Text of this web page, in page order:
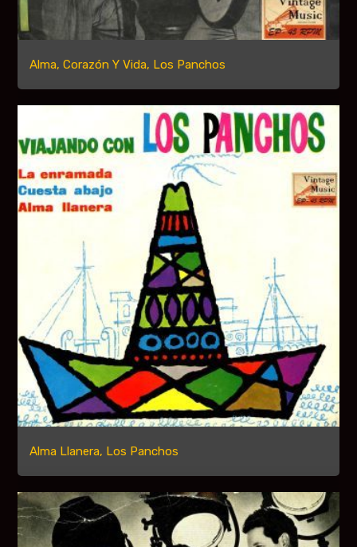
Alma, Corazón Y Vida, Los Panchos
Alma Llanera, Los Panchos